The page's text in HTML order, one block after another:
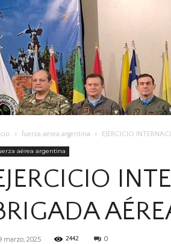
fuerza aérea argentina EJERCICIO
aérea argentina
marzo, 2025 2442 0